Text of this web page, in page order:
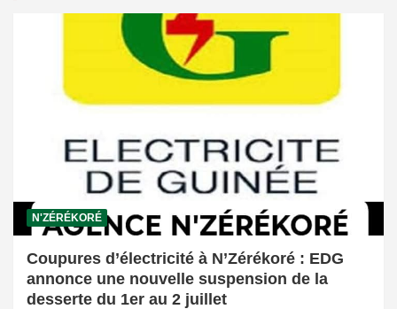
N'ZÉRÉKORÉ
Coupures d’électricité à N’Zérékoré : EDG
annonce une nouvelle suspension de la
desserte du 1er au 2 juillet